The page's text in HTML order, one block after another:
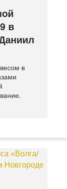
в
в